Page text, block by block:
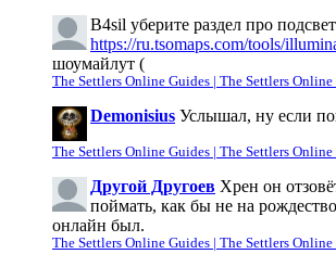
B4sil уберите раздел про
https://ru.tsomaps.com/tools/
шоумайлут (
The Settlers Online Guides | The Settlers Online
Demonisius Услышал, ну если
The Settlers Online Guides | The Settlers Online
Другой Другоев Хрен он
поймать, как бы не на
онлайн был.
The Settlers Online Guides | The Settlers Online